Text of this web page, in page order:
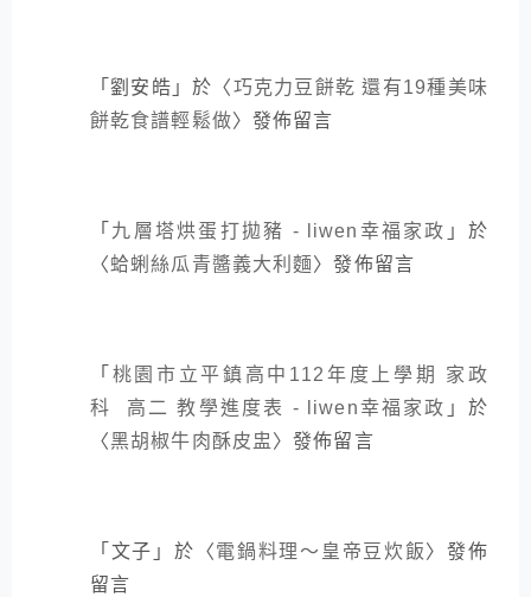
「劉安皓 」於〈巧克力豆餅乾 還有19種美味
餅乾食譜輕鬆做〉發佈留言
「 九層塔烘蛋打拋豬 - liwen幸福家政 」於
〈蛤蜊絲瓜青醬義大利麵〉發佈留言
「 桃園市立平鎮高中112年度上學期 家政
科 高二 教學進度表 - liwen幸福家政 」於
〈黑胡椒牛肉酥皮盅 〉發佈留言
「 文子 」於〈電鍋料理～皇帝豆炊飯〉發佈
留言